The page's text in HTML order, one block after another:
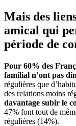
Mais des
amical qui
période de
Pour 60% des
familial n’ont pas
régulières que
des relations moins
davantage subir le
47% font tout de
régulières (14%).